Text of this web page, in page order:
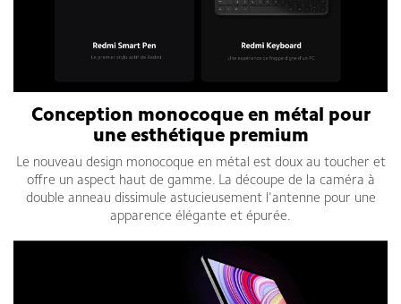
Conception monocoque en métal pour
une esthétique premium
Le nouveau design monocoque en métal est doux au toucher et
offre un aspect haut de gamme. La découpe de la caméra à
double anneau dissimule astucieusement l'antenne pour une
apparence élégante et épurée.